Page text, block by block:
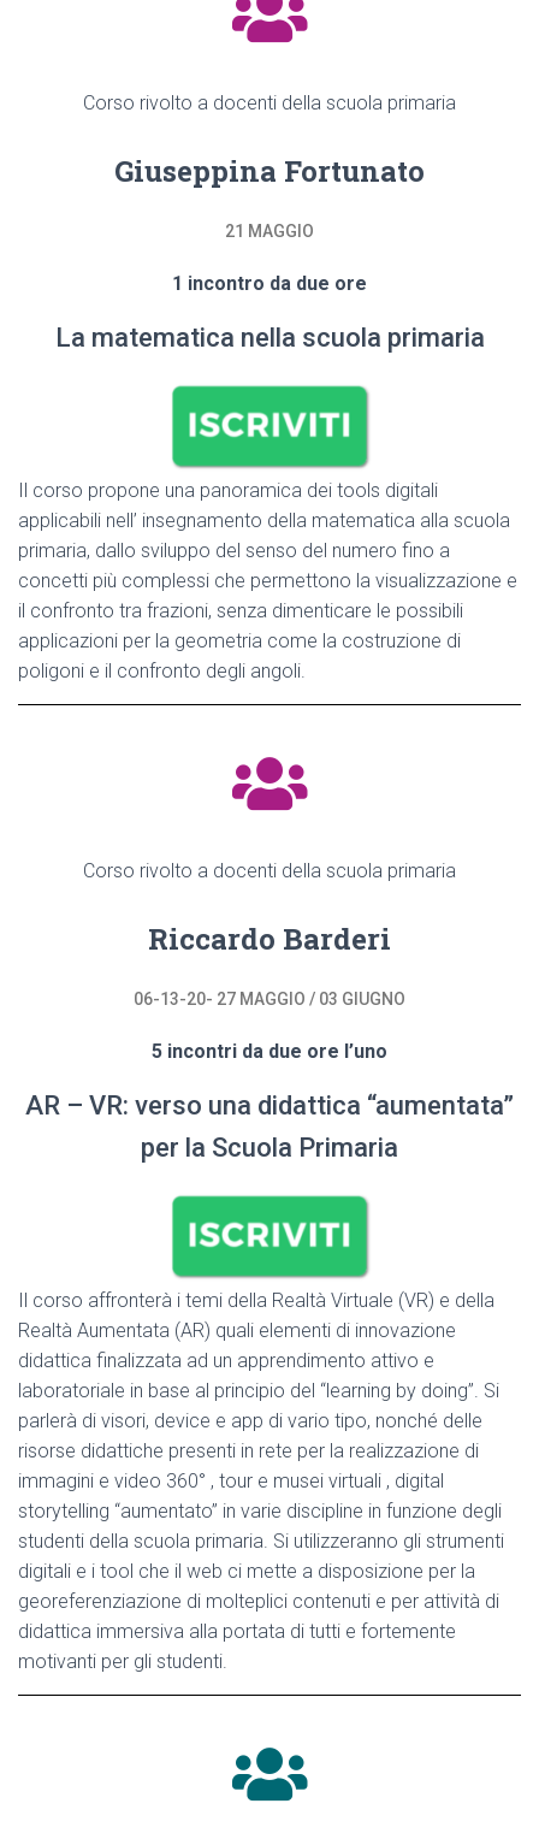
Corso rivolto a docenti della scuola primaria
Giuseppina Fortunato
21 MAGGIO
1 incontro da due ore
La matematica nella scuola primaria
Il corso propone una panoramica dei tools digitali
applicabili nell’ insegnamento della matematica alla scuola
primaria, dallo sviluppo del senso del numero fino a
concetti più complessi che permettono la visualizzazione e
il confronto tra frazioni, senza dimenticare le possibili
applicazioni per la geometria come la costruzione di
poligoni e il confronto degli angoli.
Corso rivolto a docenti della scuola primaria
Riccardo Barderi
06-13-20- 27 MAGGIO / 03 GIUGNO
5 incontri da due ore l’uno
AR – VR: verso una didattica “aumentata”
per la Scuola Primaria
Il corso affronterà i temi della Realtà Virtuale (VR) e della
Realtà Aumentata (AR) quali elementi di innovazione
didattica finalizzata ad un apprendimento attivo e
laboratoriale in base al principio del “learning by doing”. Si
parlerà di visori, device e app di vario tipo, nonché delle
risorse didattiche presenti in rete per la realizzazione di
immagini e video 360° , tour e musei virtuali , digital
storytelling “aumentato” in varie discipline in funzione degli
studenti della scuola primaria. Si utilizzeranno gli strumenti
digitali e i tool che il web ci mette a disposizione per la
georeferenziazione di molteplici contenuti e per attività di
didattica immersiva alla portata di tutti e fortemente
motivanti per gli studenti.